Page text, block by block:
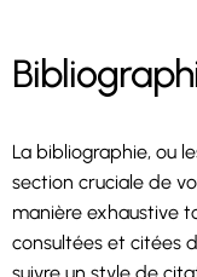
La bibliographie, ou
section cruciale de
manière exhaustive
consultées et citées
suivre un style de